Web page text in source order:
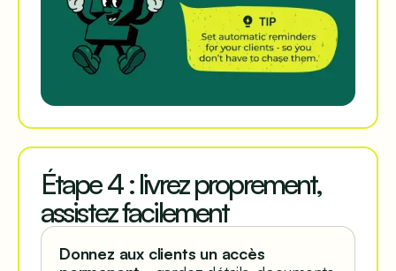
Étape 4 : livrez proprement,
assistez facilement
Donnez aux clients un accès